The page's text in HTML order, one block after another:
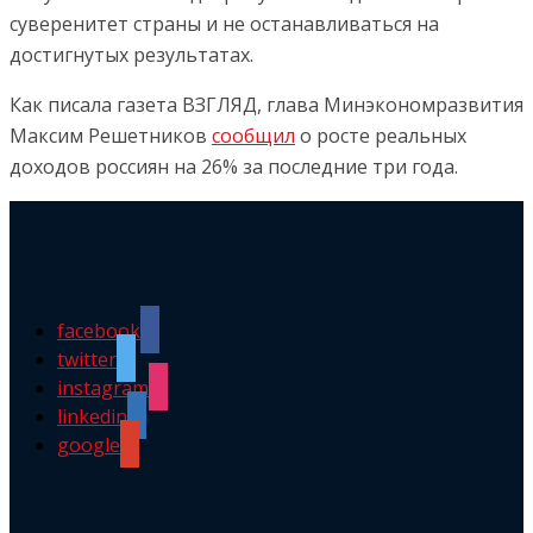
суверенитет страны и не останавливаться на
достигнутых результатах.
Как писала газета ВЗГЛЯД, глава Минэкономразвития
Максим Решетников сообщил о росте реальных
доходов россиян на 26% за последние три года.
facebook
twitter
instagram
linkedin
google